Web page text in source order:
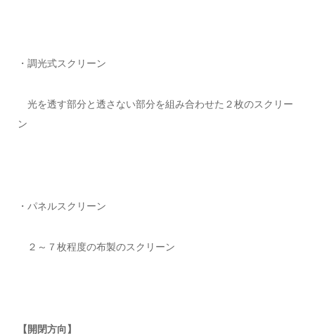
・調光式スクリーン
光を透す部分と透さない部分を組み合わせた２枚のスクリー
ン
・パネルスクリーン
２～７枚程度の布製のスクリーン
【開閉方向】